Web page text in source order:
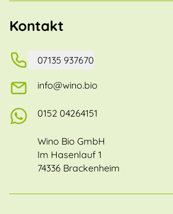
Kontakt
07135 937670
info@wino.bio
0152 04264151
Wino Bio GmbH
Im Hasenlauf 1
74336 Brackenheim